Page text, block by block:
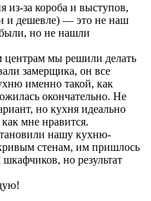
из-за короба и выступов,
и дешевле) — это не наш
но не нашли
центрам мы решили делать
замерщика, он все
именно такой, как
окончательно. Не
но кухня идеально
мне нравится.
нашу кухню-
стенам, им пришлось
но результат